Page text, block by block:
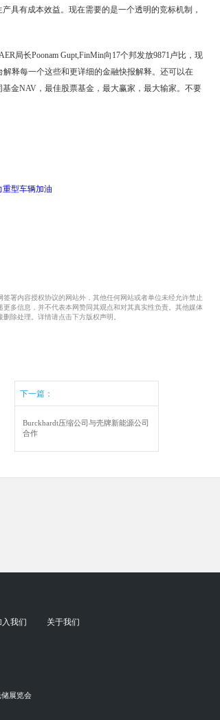
具有成本效益。现在需要的是一个透明的竞标机制，
局长Poonam Gupt,FinMin向17个邦发放9871卢比，现
释每一个这些和更详细的金融快报解释。还可以在
基金NAV，最佳股票基金，最大赢家，最大输家。不要
型车辆加油
署内容授权协议的网站外，其他任何网站或者单位未经允许禁止
多信息，并不代表本网赞同其观点和对其真实性负责。其他媒体
除处理。详情请点击下方版权声明。
下一篇：
Burckhardt压缩公司与壳牌新能源公司
合作
入我们 关于我们
储展览会